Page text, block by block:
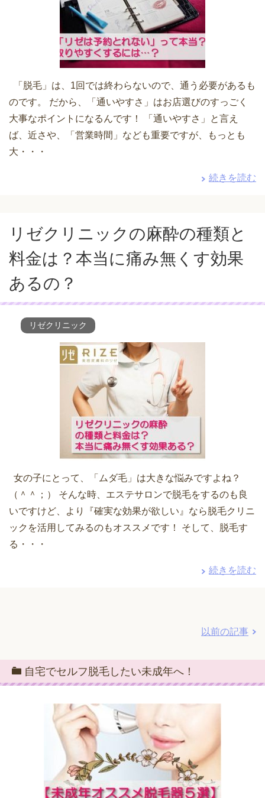
「脱毛」は、1回では終わらないので、通う必要があるも
のです。 だから、「通いやすさ」はお店選びのすっごく
大事なポイントになるんです！ 「通いやすさ」と言え
ば、近さや、「営業時間」なども重要ですが、もっとも
大・・・
続きを読む
リゼクリニックの麻酔の種類と
料金は？本当に痛み無くす効果
あるの？
リゼクリニック
女の子にとって、「ムダ毛」は大きな悩みですよね？
（＾＾；） そんな時、エステサロンで脱毛をするのも良
いですけど、より『確実な効果が欲しい』なら脱毛クリニ
ックを活用してみるのもオススメです！ そして、脱毛す
る・・・
続きを読む
以前の記事
自宅でセルフ脱毛したい未成年へ！